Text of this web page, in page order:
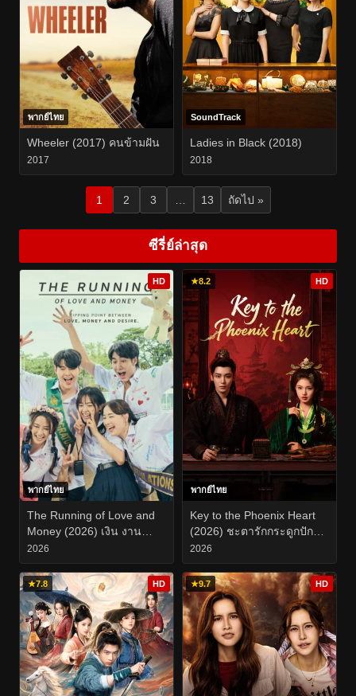
พากย์ไทย
Wheeler (2017) คนข้ามฝัน
2017
SoundTrack
Ladies in Black (2018)
2018
1 2 3 13 ถัดไป »
ซีรี่ย์ล่าสุด
HD
พากย์ไทย
The Running of Love and
Money (2026) เงิน งาน
ความรัก EP.1-19
2026
★8.2 HD
พากย์ไทย
Key to the Phoenix Heart
(2026) ชะตารักกระดูกปักษา
EP.1-28
2026
★7.8 HD ★9.7 HD